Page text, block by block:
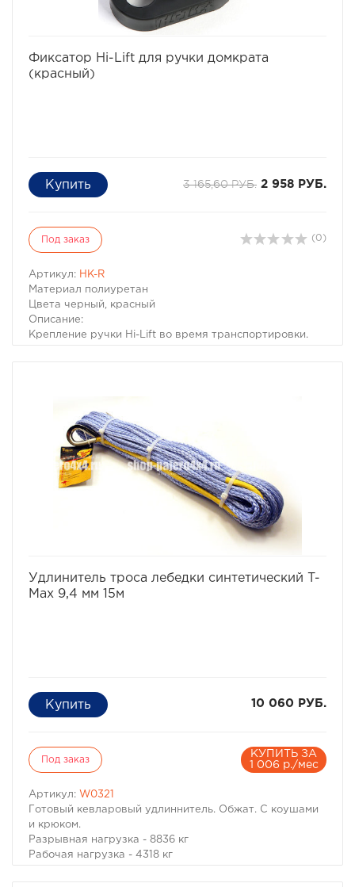
Фиксатор Hi-Lift для ручки домкрата
(красный)
3 165,60 РУБ. 2 958 РУБ.
Под заказ (0)
Артикул: HK-R
Материал полиуретан
Цвета черный, красный
Описание:
Крепление ручки Hi-Lift во время транспортировки.
Удлинитель троса лебедки синтетический T-
Max 9,4 мм 15м
10 060 РУБ.
Под заказ
КУПИТЬ ЗА
1 006 р./мес
Артикул: W0321
Готовый кевларовый удлиннитель. Обжат. С коушами
и крюком.
Разрывная нагрузка - 8836 кг
Рабочая нагрузка - 4318 кг